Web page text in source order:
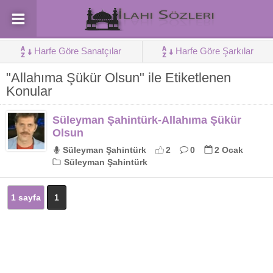
Harfe Göre Sanatçılar Harfe Göre Şarkılar
"Allahıma Şükür Olsun" ile Etiketlenen
Konular
Süleyman Şahintürk-Allahıma Şükür
Olsun
Süleyman Şahintürk 2 0
2 Ocak
Süleyman Şahintürk
1 sayfa 1